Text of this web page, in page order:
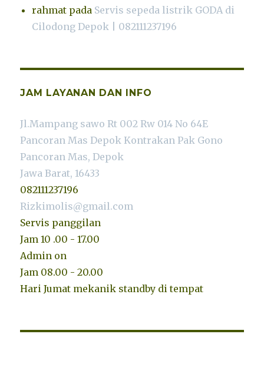
rahmat pada Servis sepeda listrik GODA di
Cilodong Depok | 082111237196
JAM LAYANAN DAN INFO
Jl.Mampang sawo Rt 002 Rw 014 No 64E
Pancoran Mas Depok Kontrakan Pak Gono
Pancoran Mas, Depok
Jawa Barat, 16433
082111237196
Rizkimolis@gmail.com
Servis panggilan
Jam 10 .00 - 17.00
Admin on
Jam 08.00 - 20.00
Hari Jumat mekanik standby di tempat